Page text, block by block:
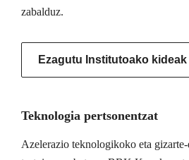
zabalduz.
Ezagutu Institutoako kideak
Teknologia pertsonentzat
Azelerazio teknologikoko eta